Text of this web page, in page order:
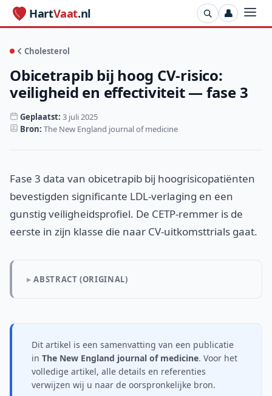
HartVaat.nl 👤
Cholesterol
Obicetrapib bij hoog CV-risico:
veiligheid en effectiviteit — fase 3
Geplaatst: 3 juli 2025
Bron: The New England journal of medicine
Fase 3 data van obicetrapib bij hoogrisicopatiënten
bevestigden significante LDL-verlaging en een
gunstig veiligheidsprofiel. De CETP-remmer is de
eerste in zijn klasse die naar CV-uitkomsttrials gaat.
ABSTRACT (ORIGINAL)
Dit artikel is een samenvatting van een publicatie
in The New England journal of medicine. Voor het
volledige artikel, alle details en referenties
verwijzen wij u naar de oorspronkelijke bron.